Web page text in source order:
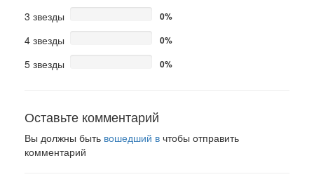
3 звезды 0%
4 звезды 0%
5 звезды 0%
Оставьте комментарий
Вы должны быть вошедший в чтобы отправить
комментарий